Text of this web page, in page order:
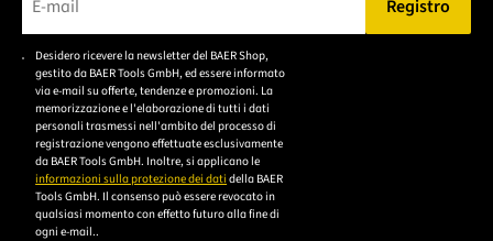
Bitte geben Sie eine gültige E-Mail-Adresse ein.
Registro
Desidero ricevere la newsletter del BAER Shop,
gestito da BAER Tools GmbH, ed essere informato
via e-mail su offerte, tendenze e promozioni. La
memorizzazione e l'elaborazione di tutti i dati
personali trasmessi nell'ambito del processo di
registrazione vengono effettuate esclusivamente
da BAER Tools GmbH. Inoltre, si applicano le
informazioni sulla protezione dei dati della BAER
Tools GmbH. Il consenso può essere revocato in
qualsiasi momento con effetto futuro alla fine di
ogni e-mail..